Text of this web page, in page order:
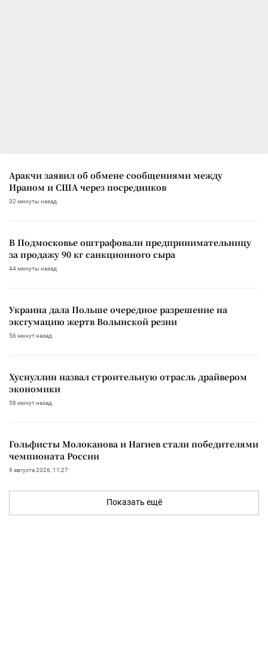
Аракчи заявил об обмене сообщениями между
Ираном и США через посредников
32 минуты назад
В Подмосковье оштрафовали предпринимательницу
за продажу 90 кг санкционного сыра
44 минуты назад
Украина дала Польше очередное разрешение на
эксгумацию жертв Волынской резни
56 минут назад
Хуснуллин назвал строительную отрасль драйвером
экономики
58 минут назад
Гольфисты Молоканова и Нагиев стали победителями
чемпионата России
9 августа 2026, 11:27
Показать ещё